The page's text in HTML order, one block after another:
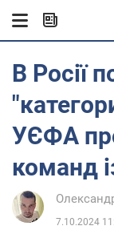
В Росії
УЄФА
команд
7.10.2024